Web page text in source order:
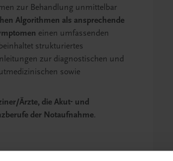
zur Behandlung unmittelbar
Algorithmen als ansprechende
einen umfassenden
strukturiertes
zur diagnostischen und
sowie
Ärzte, die Akut- und
der Notaufnahme.